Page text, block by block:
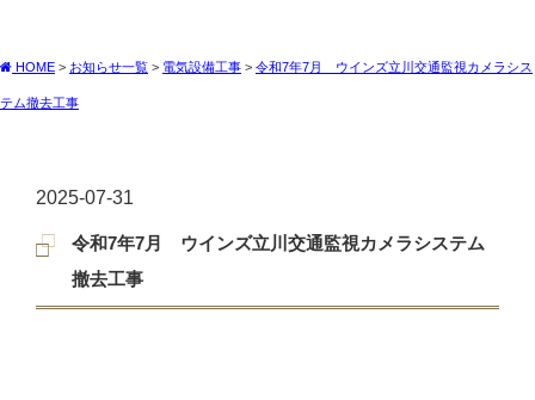
HOME > お知らせ一覧 > 電気設備工事 > 令和7年7月 ウインズ立川交通監視カメラシス
テム撤去工事
2025-07-31
令和7年7月 ウインズ立川交通監視カメラシステム
撤去工事